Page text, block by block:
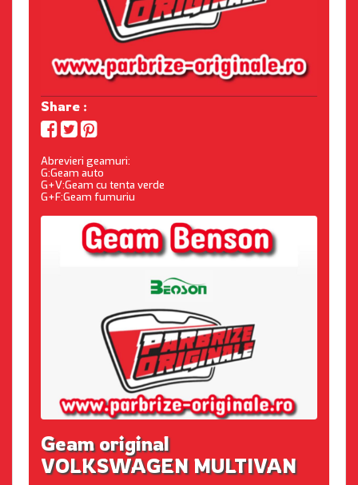
Share :
Abrevieri geamuri:
G:Geam auto
G+V:Geam cu tenta verde
G+F:Geam fumuriu
Geam original
VOLKSWAGEN MULTIVAN